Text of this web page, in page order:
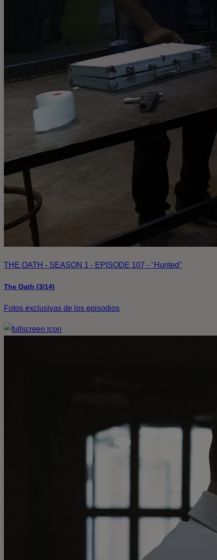
THE OATH - SEASON 1 - EPISODE 107 - "Hunted"
The Oath (3/14)
Fotos exclusivas de los episodios